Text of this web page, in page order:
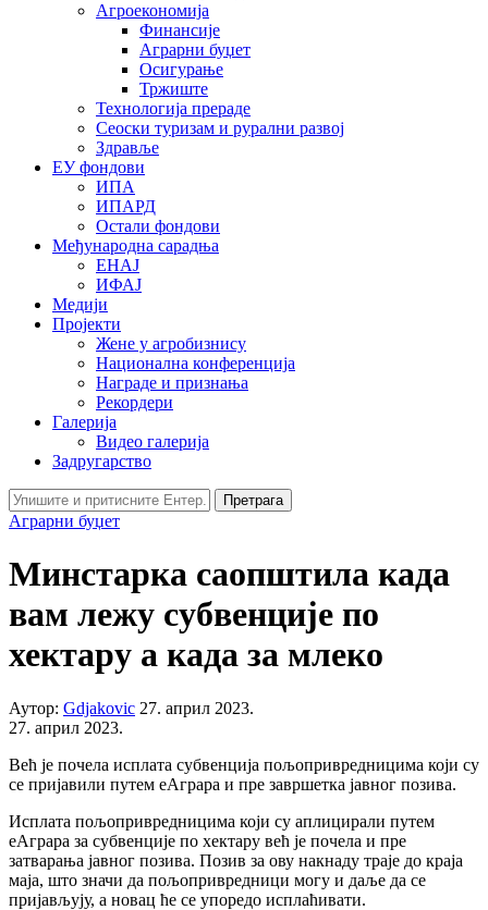
Агроекономија
Финансије
Аграрни буџет
Осигурање
Тржиште
Технологија прераде
Сеоски туризам и рурални развој
Здравље
ЕУ фондови
ИПА
ИПАРД
Остали фондови
Међународна сарадња
ЕНАЈ
ИФАЈ
Медији
Пројекти
Жене у агробизнису
Национална конференција
Награде и признања
Рекордери
Галерија
Видео галерија
Задругарство
Претрага
Аграрни буџет
Минстарка саопштила када
вам лежу субвенције по
хектару а када за млеко
Аутор: Gdjakovic 27. април 2023.
27. април 2023.
Већ је почела исплата субвенција пољопривредницима који су
се пријавили путем еАграра и пре завршетка јавног позива.
Исплата пољопривредницима који су аплицирали путем
еАграра за субвенције по хектару већ је почела и пре
затварања јавног позива. Позив за ову накнаду траје до краја
маја, што значи да пољопривредници могу и даље да се
пријављују, а новац ће се упоредо исплаћивати.